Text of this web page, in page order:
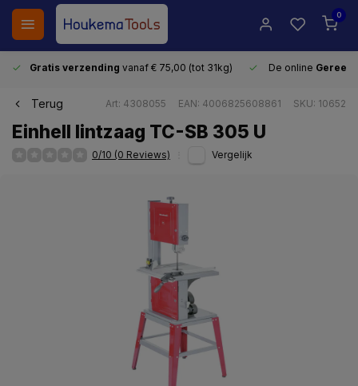
0
Gratis verzending vanaf € 75,00 (tot 31kg) De online
Terug Art: 4308055 EAN: 4006825608861 SKU: 10652
Einhell lintzaag TC-SB 305 U
0/10 (0 Reviews) Vergelijk